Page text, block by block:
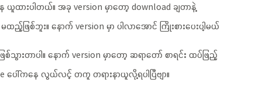
ထားပါတယ်။ အခု version မှာတော့ download ချတာနဲ့
ြစ်ဘူး။ နောက် version မှာ ပါလာအောင် ကြိုးစားပေးပါ့မယ်
ားတာပါ။ နောက် version မှာတော့ ဆရာတော် စာရင်း ထပ်ဖြည့်
ပေါ်ကနေ လွယ်လင့် တကူ တရားနာယူလို့ရပါပြီဗျာ။